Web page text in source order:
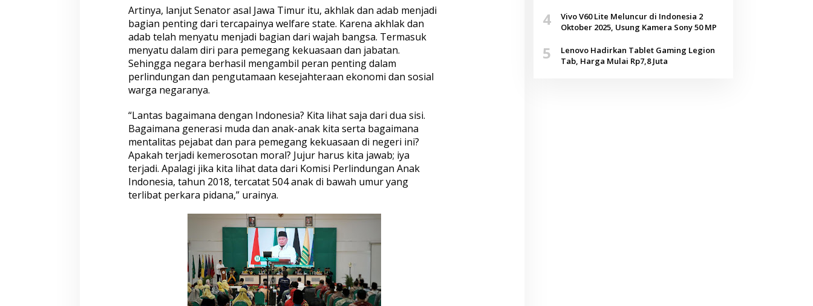
Artinya, lanjut Senator asal Jawa Timur itu, akhlak dan adab menjadi
bagian penting dari tercapainya welfare state. Karena akhlak dan
adab telah menyatu menjadi bagian dari wajah bangsa. Termasuk
menyatu dalam diri para pemegang kekuasaan dan jabatan.
Sehingga negara berhasil mengambil peran penting dalam
perlindungan dan pengutamaan kesejahteraan ekonomi dan sosial
warga negaranya.
“Lantas bagaimana dengan Indonesia? Kita lihat saja dari dua sisi.
Bagaimana generasi muda dan anak-anak kita serta bagaimana
mentalitas pejabat dan para pemegang kekuasaan di negeri ini?
Apakah terjadi kemerosotan moral? Jujur harus kita jawab; iya
terjadi. Apalagi jika kita lihat data dari Komisi Perlindungan Anak
Indonesia, tahun 2018, tercatat 504 anak di bawah umur yang
terlibat perkara pidana,” urainya.
4
Vivo V60 Lite Meluncur di Indonesia 2
Oktober 2025, Usung Kamera Sony 50 MP
5
Lenovo Hadirkan Tablet Gaming Legion
Tab, Harga Mulai Rp7,8 Juta